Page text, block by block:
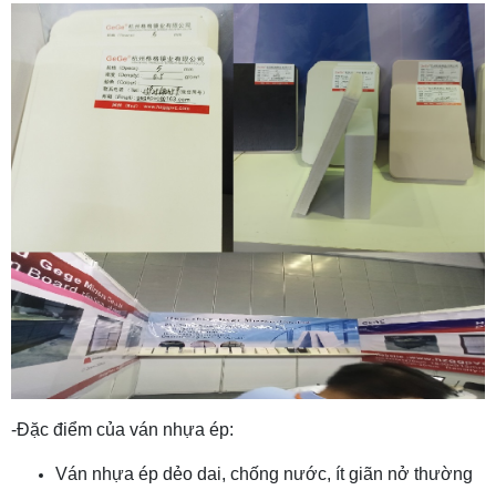
-Đặc điểm của ván nhựa ép:
Ván nhựa ép dẻo dai, chống nước, ít giãn nở thường